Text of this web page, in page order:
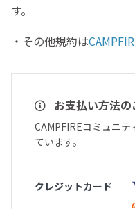
す。
・その他規約は
お支払い方法の
CAMPFIREコミュニ
ています。
クレジットカード